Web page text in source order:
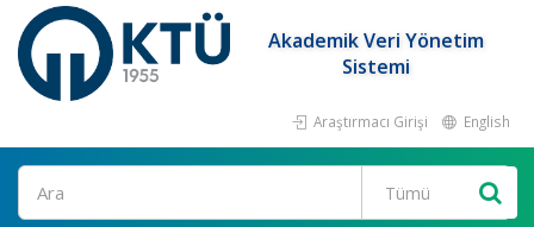
Akademik Veri Yönetim
Sistemi
Araştırmacı Girişi English
Ara